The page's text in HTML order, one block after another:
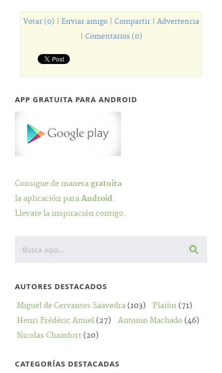
Votar (0) Enviar amigo| Compartir| Advertencia
Comentarios (0)
APP GRATUITA PARA ANDROID
Consigue de manera gratuita
la aplicación para Android.
Llevate la inspiración contigo.
AUTORES DESTACADOS
Miguel de Cervantes Saavedra (103) Platón (71)
Henri Frédéric Amiel (27) Antonio Machado (46)
Nicolas Chamfort (20)
CATEGORÍAS DESTACADAS